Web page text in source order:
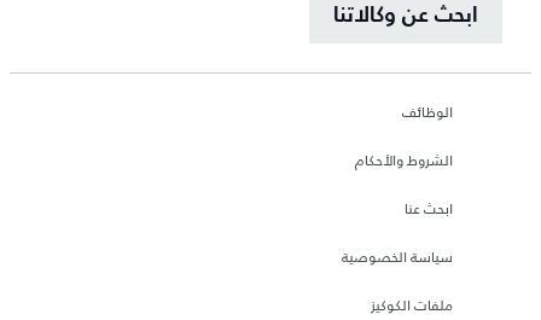
ابحث عن وكالاتنا
الوظائف
الشروط والأحكام
ابحث عنا
سياسة الخصوصية
ملفات الكوكيز